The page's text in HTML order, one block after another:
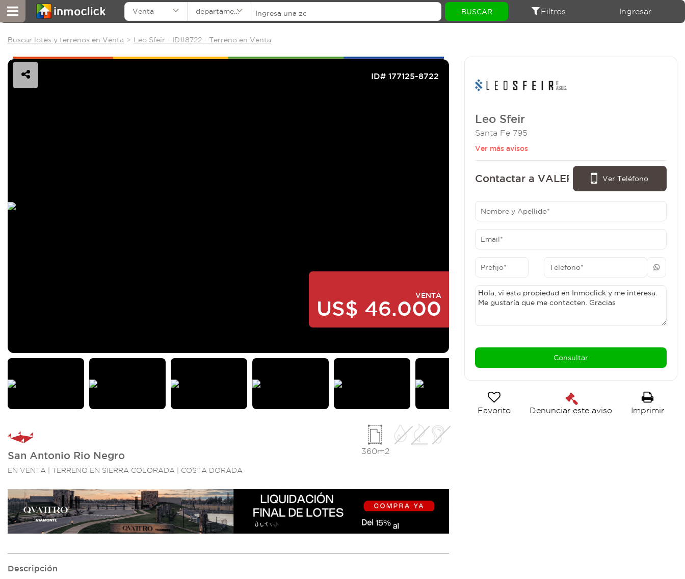
Venta departamentos Filtros Ingresar
Buscar lotes y terrenos en Venta Leo Sfeir - ID#8722 - Terreno en Venta
ID# 177125-8722
VENTA
US$ 46.000
San Antonio Rio Negro
EN VENTA | TERRENO EN SIERRA COLORADA | COSTA DORADA
360m2
Descripción
Leo Sfeir
Santa Fe 795
Ver más avisos
Ver Teléfono
Contactar a VALERIA BARROSO :
299 - 5885059
- https://wa.me/5492995885059
Favorito Denunciar este aviso Imprimir